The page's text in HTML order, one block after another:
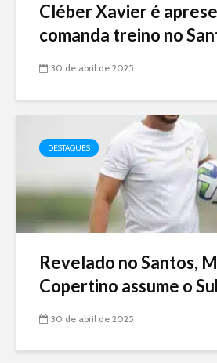
Cléber Xavier é
comanda treino no
30 de abril de 2025
DESTAQUES
Revelado no Santos,
Copertino assume o
30 de abril de 2025